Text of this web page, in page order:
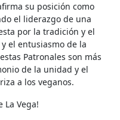
su posición como
el liderazgo de una
por la tradición y el
el entusiasmo de la
Patronales son más
de la unidad y el
a los veganos.
La Vega!